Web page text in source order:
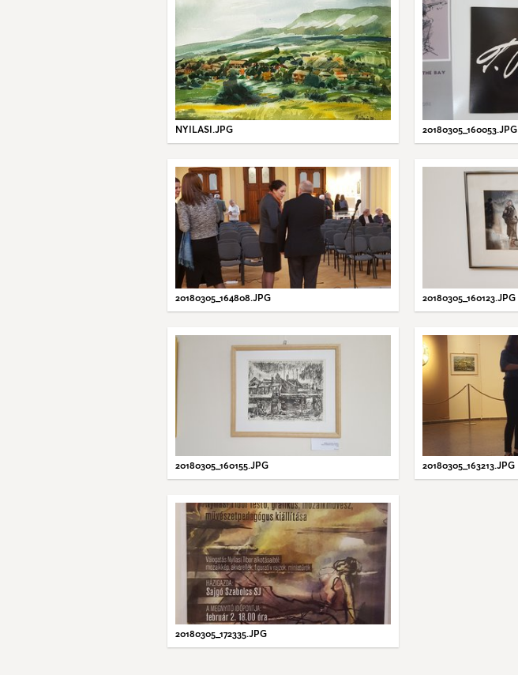
NYILASI.JPG 20180305_160053.JPG
20180305_164808.JPG 20180305_160123.JPG
20180305_160155.JPG 20180305_163213.JPG
20180305_172335.JPG